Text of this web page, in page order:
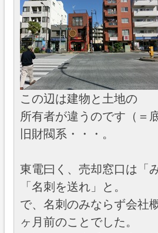
この辺は建物と土地の
所有者が違うのです（＝
旧財閥系・・・。
東電曰く、売却窓口は「
「名刺を送れ」と。
で、名刺のみならず会社
ヶ月前のことでした。